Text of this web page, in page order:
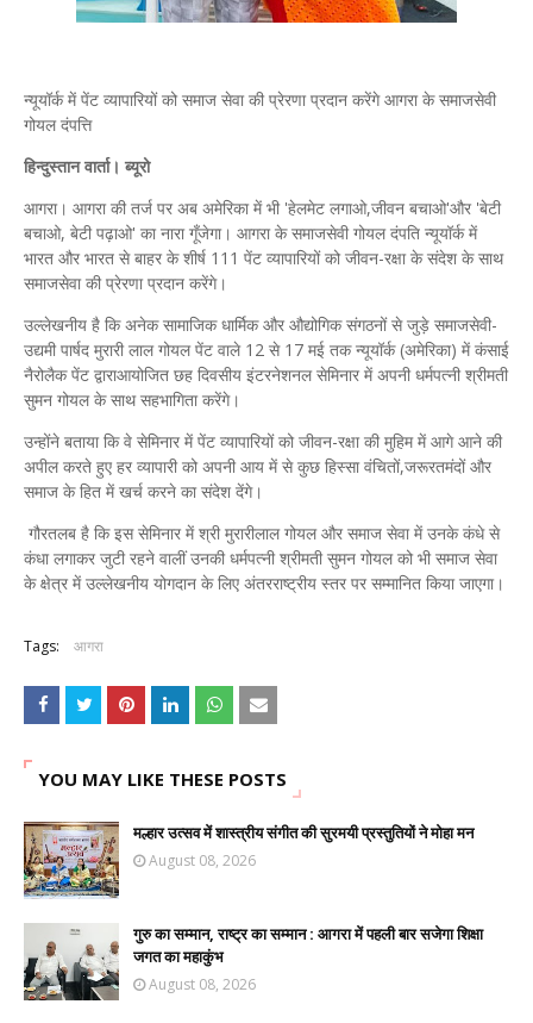
न्यूयॉर्क में पेंट व्यापारियों को समाज सेवा की प्रेरणा प्रदान करेंगे आगरा के समाजसेवी
गोयल दंपत्ति
हिन्दुस्तान वार्ता। ब्यूरो
आगरा। आगरा की तर्ज पर अब अमेरिका में भी 'हेलमेट लगाओ,जीवन बचाओ'और 'बेटी
बचाओ, बेटी पढ़ाओ' का नारा गूँजेगा। आगरा के समाजसेवी गोयल दंपति न्यूयॉर्क में
भारत और भारत से बाहर के शीर्ष 111 पेंट व्यापारियों को जीवन-रक्षा के संदेश के साथ
समाजसेवा की प्रेरणा प्रदान करेंगे।
उल्लेखनीय है कि अनेक सामाजिक धार्मिक और औद्योगिक संगठनों से जुड़े समाजसेवी-
उद्यमी पार्षद मुरारी लाल गोयल पेंट वाले 12 से 17 मई तक न्यूयॉर्क (अमेरिका) में कंसाई
नैरोलैक पेंट द्वाराआयोजित छह दिवसीय इंटरनेशनल सेमिनार में अपनी धर्मपत्नी श्रीमती
सुमन गोयल के साथ सहभागिता करेंगे।
उन्होंने बताया कि वे सेमिनार में पेंट व्यापारियों को जीवन-रक्षा की मुहिम में आगे आने की
अपील करते हुए हर व्यापारी को अपनी आय में से कुछ हिस्सा वंचितों,जरूरतमंदों और
समाज के हित में खर्च करने का संदेश देंगे।
गौरतलब है कि इस सेमिनार में श्री मुरारीलाल गोयल और समाज सेवा में उनके कंधे से
कंधा लगाकर जुटी रहने वालीं उनकी धर्मपत्नी श्रीमती सुमन गोयल को भी समाज सेवा
के क्षेत्र में उल्लेखनीय योगदान के लिए अंतरराष्ट्रीय स्तर पर सम्मानित किया जाएगा।
Tags: आगरा
YOU MAY LIKE THESE POSTS
मल्हार उत्सव में शास्त्रीय संगीत की सुरमयी प्रस्तुतियों ने मोहा मन
August 08, 2026
गुरु का सम्मान, राष्ट्र का सम्मान : आगरा में पहली बार सजेगा शिक्षा
जगत का महाकुंभ
August 08, 2026